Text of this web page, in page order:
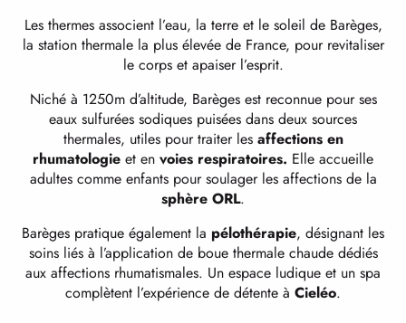
INFOS PRATIQUES
BARÈGES-BARZUN
Les thermes associent l’eau, la terre et le soleil de Barèges,
la station thermale la plus élevée de France, pour revitaliser
le corps et apaiser l’esprit.
Niché à 1250m d’altitude, Barèges est reconnue pour ses
eaux sulfurées sodiques puisées dans deux sources
thermales, utiles pour traiter les affections en
rhumatologie et en voies respiratoires. Elle accueille
adultes comme enfants pour soulager les affections de la
sphère ORL.
Barèges pratique également la pélothérapie, désignant les
soins liés à l’application de boue thermale chaude dédiés
aux affections rhumatismales. Un espace ludique et un spa
complètent l’expérience de détente à Cieléo.